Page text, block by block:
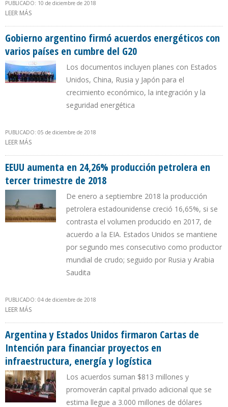
PUBLICADO: 10 de diciembre de 2018
LEER MÁS
Gobierno argentino firmó acuerdos energéticos con
varios países en cumbre del G20
Los documentos incluyen planes con Estados
Unidos, China, Rusia y Japón para el
crecimiento económico, la integración y la
seguridad energética
PUBLICADO: 05 de diciembre de 2018
LEER MÁS
EEUU aumenta en 24,26% producción petrolera en
tercer trimestre de 2018
De enero a septiembre 2018 la producción
petrolera estadounidense creció 16,65%, si se
contrasta el volumen producido en 2017, de
acuerdo a la EIA. Estados Unidos se mantiene
por segundo mes consecutivo como productor
mundial de crudo; seguido por Rusia y Arabia
Saudita
PUBLICADO: 04 de diciembre de 2018
LEER MÁS
Argentina y Estados Unidos firmaron Cartas de
Intención para financiar proyectos en
infraestructura, energía y logística
Los acuerdos suman $813 millones y
promoverán capital privado adicional que se
estima llegue a 3.000 millones de dólares